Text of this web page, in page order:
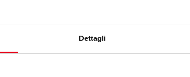
Dettagli
Cartellone 25/26
Cartellone 23/24